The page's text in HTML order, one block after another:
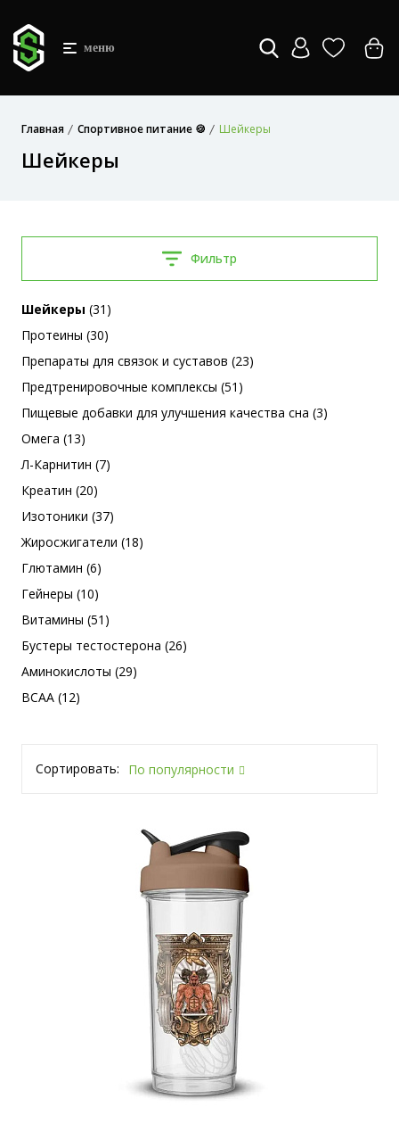
меню
Главная Спортивное питание 🍪 Шейкеры
Шейкеры
Фильтр
Шейкеры (31)
Протеины (30)
Препараты для связок и суставов (23)
Предтренировочные комплексы (51)
Пищевые добавки для улучшения качества сна (3)
Омега (13)
Л-Карнитин (7)
Креатин (20)
Изотоники (37)
Жиросжигатели (18)
Глютамин (6)
Гейнеры (10)
Витамины (51)
Бустеры тестостерона (26)
Аминокислоты (29)
BCAA (12)
Сортировать: По популярности